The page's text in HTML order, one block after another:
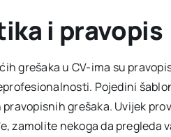
i pravopis
grešaka u CV-ima su
Pojedini
grešaka. Uvijek
zamolite nekoga da pregleda